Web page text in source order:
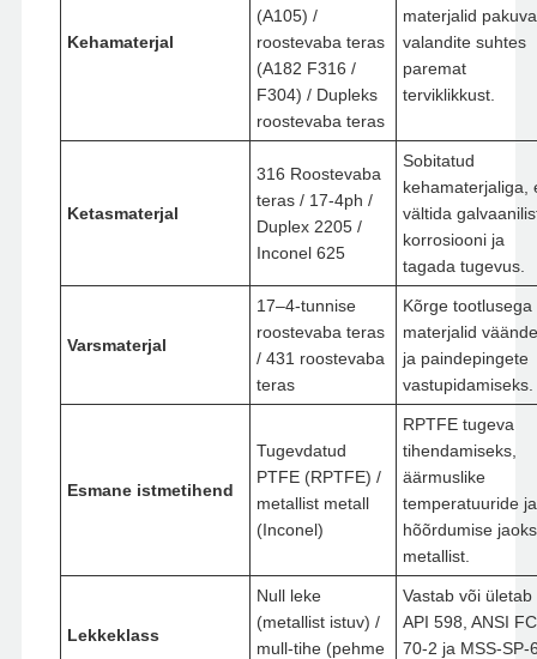
Kehamaterjal
(A105) /
roostevaba teras
(A182 F316 /
F304) / Dupleks
roostevaba teras
materjalid
valandite suhtes
paremat
terviklikkust.
Ketasmaterjal
316 Roostevaba
teras / 17-4ph /
Duplex 2205 /
Inconel 625
Sobitatud
kehamaterjaliga,
vältida
korrosiooni ja
tagada tugevus.
Varsmaterjal
17–4-tunnise
roostevaba teras
/ 431 roostevaba
teras
Kõrge tootlusega
materjalid
ja paindepingete
vastupidamiseks.
Esmane istmetihend
Tugevdatud
PTFE (RPTFE) /
metallist metall
(Inconel)
RPTFE tugeva
tihendamiseks,
äärmuslike
temperatuuride ja
hõõrdumise jaoks
metallist.
Lekkeklass
Null leke
(metallist istuv) /
mull-tihe (pehme
Vastab või ületab
API 598, ANSI
70-2 ja MSS-SP-